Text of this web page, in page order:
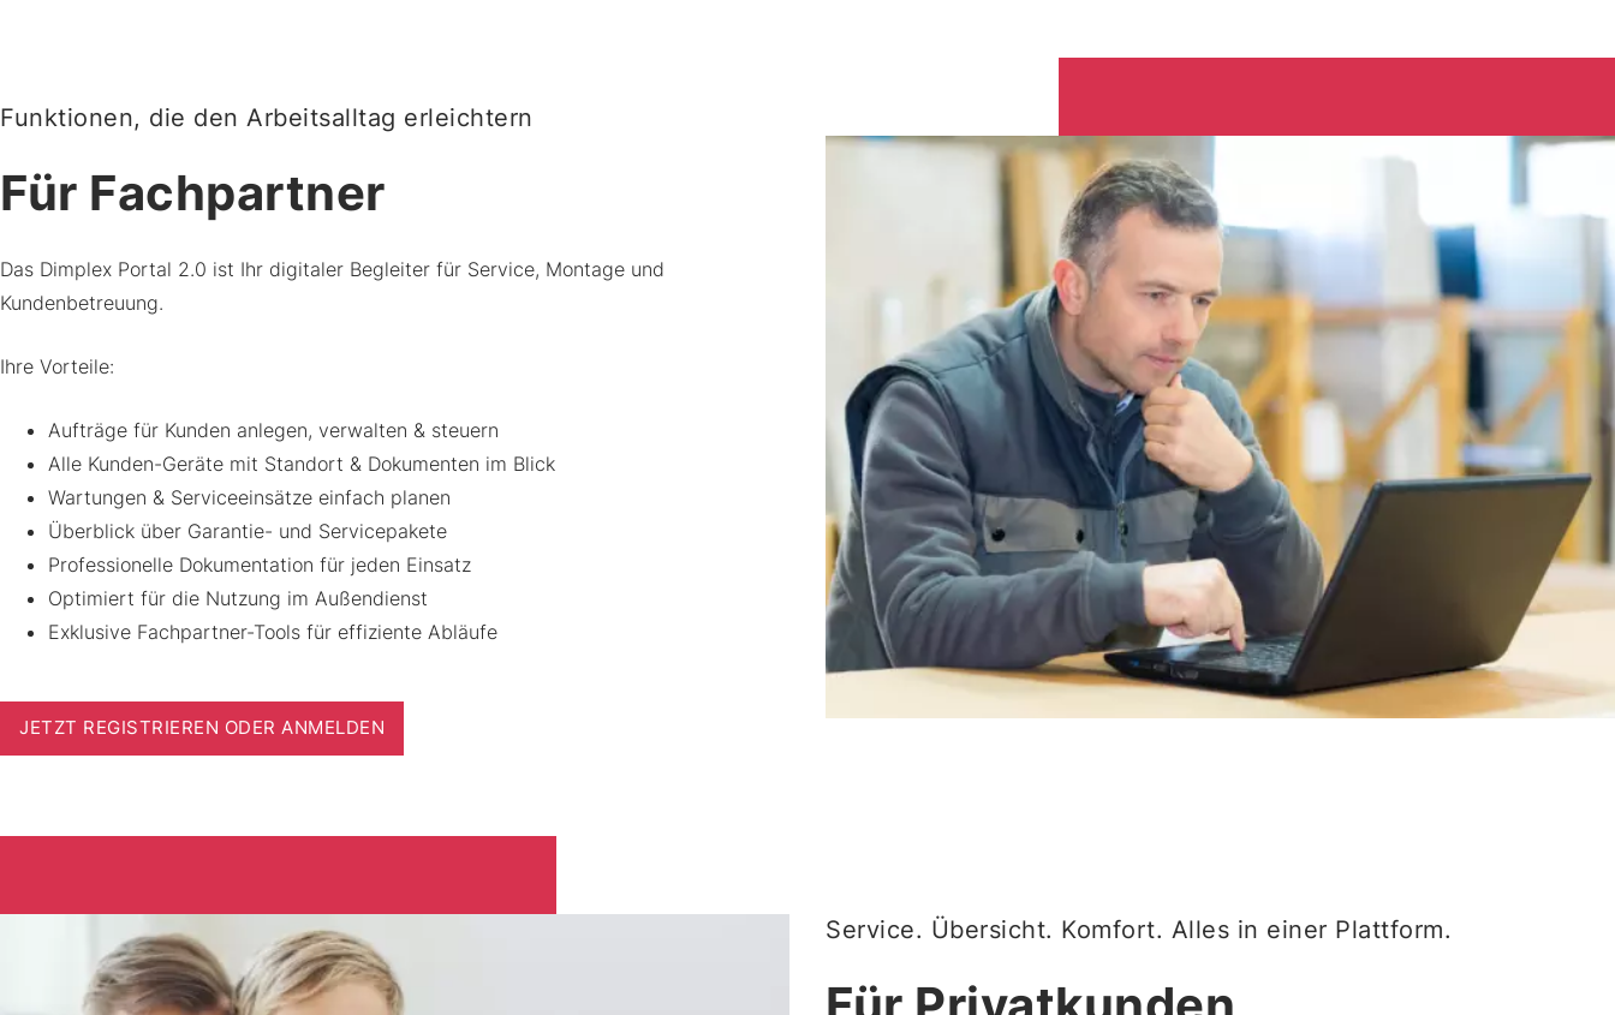
Funktionen, die den Arbeitsalltag erleichtern
Für Fachpartner
Das Dimplex Portal 2.0 ist Ihr digitaler Begleiter für Service, Montage und
Kundenbetreuung.
Ihre Vorteile:
Aufträge für Kunden anlegen, verwalten & steuern
Alle Kunden-Geräte mit Standort & Dokumenten im Blick
Wartungen & Serviceeinsätze einfach planen
Überblick über Garantie- und Servicepakete
Professionelle Dokumentation für jeden Einsatz
Optimiert für die Nutzung im Außendienst
Exklusive Fachpartner-Tools für effiziente Abläufe
JETZT REGISTRIEREN ODER ANMELDEN
Service. Übersicht. Komfort. Alles in einer Plattform.